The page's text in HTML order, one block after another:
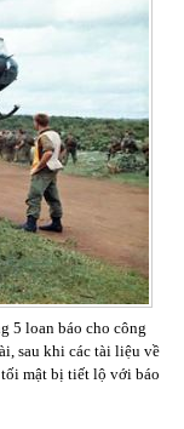
5 loan báo cho công
sau khi các tài liệu về
mật bị tiết lộ với báo